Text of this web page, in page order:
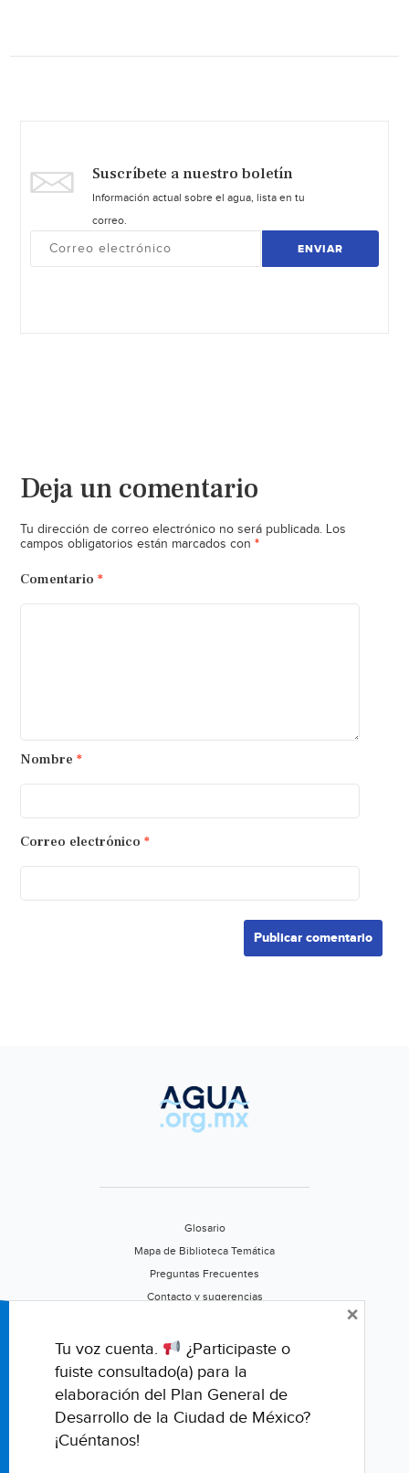
Suscríbete a nuestro boletín
Información actual sobre el agua, lista en tu
correo.
ENVIAR
Deja un comentario
Tu dirección de correo electrónico no será publicada. Los
campos obligatorios están marcados con *
Comentario *
Nombre *
Correo electrónico *
Glosario
Mapa de Biblioteca Temática
Preguntas Frecuentes
Contacto y sugerencias
Califica este portal
Tu voz cuenta.
¿Participaste o
fuiste consultado(a) para la
elaboración del Plan General de
Desarrollo de la Ciudad de México?
¡Cuéntanos!
×